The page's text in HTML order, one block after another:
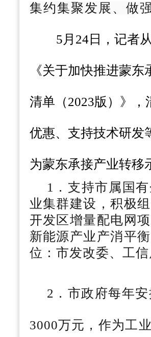
集约集聚发展、做
5月24日，记者
《关于加快推进蒙
清单（2023版）》
优惠、支持技术研发
为蒙东承接产业转移
1．支持市属国
业集群建设，积极
开发区增量配电网
新能源产业产消平
位：市发改委、工信
2．市政府每年
3000万元，作为工